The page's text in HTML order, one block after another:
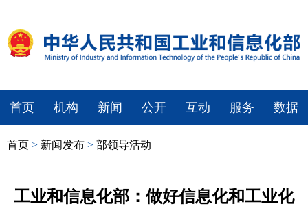
首页 机构 新闻 公开 互动 服务 数据
首页 > 新闻发布 > 部领导活动
工业和信息化部：做好信息化和工业化